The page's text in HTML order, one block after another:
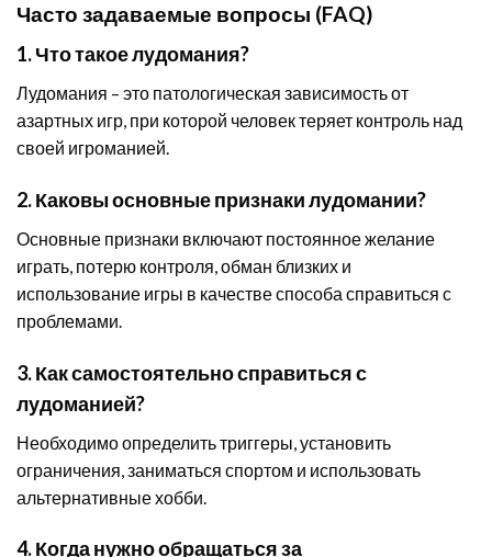
Часто задаваемые вопросы (FAQ)
1. Что такое лудомания?
Лудомания – это патологическая зависимость от
азартных игр, при которой человек теряет контроль над
своей игроманией.
2. Каковы основные признаки лудомании?
Основные признаки включают постоянное желание
играть, потерю контроля, обман близких и
использование игры в качестве способа справиться с
проблемами.
3. Как самостоятельно справиться с
лудоманией?
Необходимо определить триггеры, установить
ограничения, заниматься спортом и использовать
альтернативные хобби.
4. Когда нужно обращаться за